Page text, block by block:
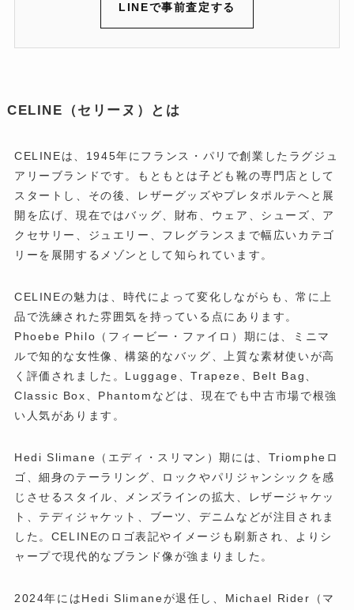
LINEで事前査定する
CELINE（セリーヌ）とは
CELINEは、1945年にフランス・パリで創業したラグジュ
アリーブランドです。もともとは子ども靴の専門店として
スタートし、その後、レザーグッズやプレタポルテへと展
開を広げ、現在ではバッグ、財布、ウェア、シューズ、ア
クセサリー、ジュエリー、フレグランスまで幅広いカテゴ
リーを展開するメゾンとして知られています。
CELINEの魅力は、時代によって変化しながらも、常に上
品で洗練された雰囲気を持っている点にあります。
Phoebe Philo（フィービー・ファイロ）期には、ミニマ
ルで知的な女性像、構築的なバッグ、上質な素材使いが高
く評価されました。Luggage、Trapeze、Belt Bag、
Classic Box、Phantomなどは、現在でも中古市場で根強
い人気があります。
Hedi Slimane（エディ・スリマン）期には、Triompheロ
ゴ、細身のテーラリング、ロックやパリジャンシックを感
じさせるスタイル、メンズラインの拡大、レザージャケッ
ト、テディジャケット、ブーツ、デニムなどが注目されま
した。CELINEのロゴ表記やイメージも刷新され、よりシ
ャープで現代的なブランド像が強まりました。
2024年にはHedi Slimaneが退任し、Michael Rider（マ